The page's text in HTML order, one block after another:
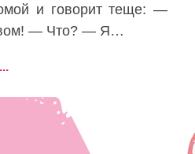
и говорит теще: —
— Что? — Я…